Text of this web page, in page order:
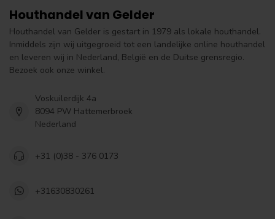
Houthandel van Gelder
Houthandel van Gelder is gestart in 1979 als lokale houthandel.
Inmiddels zijn wij uitgegroeid tot een landelijke online houthandel
en leveren wij in Nederland, België en de Duitse grensregio.
Bezoek ook onze winkel.
Voskuilerdijk 4a
8094 PW Hattemerbroek
Nederland
+31 (0)38 - 376 0173
+31630830261